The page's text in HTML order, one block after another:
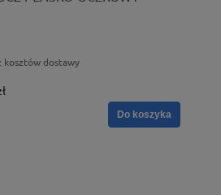
kosztów dostawy
Do koszyka